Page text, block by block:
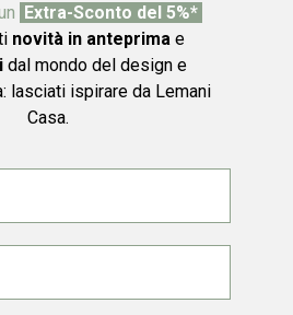
Extra-Sconto del 5%*
novità in anteprimae
dal mondo del design e
lasciati ispirare da Lemani
Casa.